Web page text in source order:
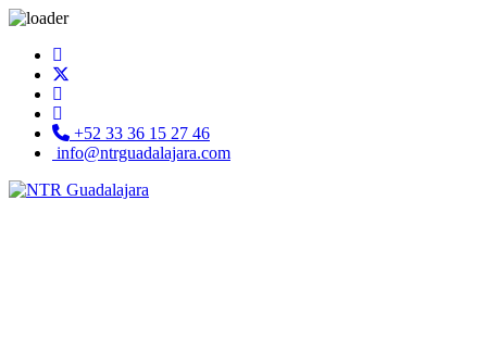
+52 33 36 15 27 46
info@ntrguadalajara.com